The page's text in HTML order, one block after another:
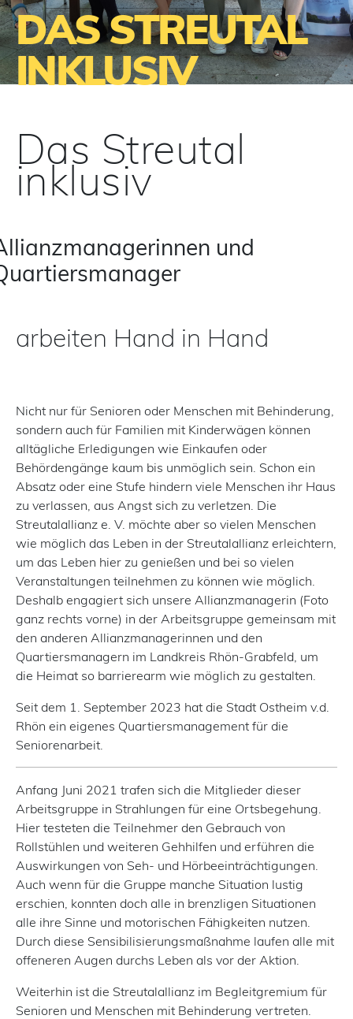
DAS STREUTAL
INKLUSIV
Das Streutal
inklusiv
und
arbeiten Hand in Hand
Nicht nur für Senioren oder Menschen mit Behinderung,
sondern auch für Familien mit Kinderwägen können
alltägliche Erledigungen wie Einkaufen oder
Behördengänge kaum bis unmöglich sein. Schon ein
Absatz oder eine Stufe hindern viele Menschen ihr Haus
zu verlassen, aus Angst sich zu verletzen. Die
Streutalallianz e. V. möchte aber so vielen Menschen
wie möglich das Leben in der Streutalallianz erleichtern,
um das Leben hier zu genießen und bei so vielen
Veranstaltungen teilnehmen zu können wie möglich.
Deshalb engagiert sich unsere Allianzmanagerin (Foto
ganz rechts vorne) in der Arbeitsgruppe gemeinsam mit
den anderen Allianzmanagerinnen und den
Quartiersmanagern im Landkreis Rhön-Grabfeld, um
die Heimat so barrierearm wie möglich zu gestalten.
Seit dem 1. September 2023 hat die Stadt Ostheim v.d.
Rhön ein eigenes Quartiersmanagement für die
Seniorenarbeit.
Anfang Juni 2021 trafen sich die Mitglieder dieser
Arbeitsgruppe in Strahlungen für eine Ortsbegehung.
Hier testeten die Teilnehmer den Gebrauch von
Rollstühlen und weiteren Gehhilfen und erführen die
Auswirkungen von Seh- und Hörbeeinträchtigungen.
Auch wenn für die Gruppe manche Situation lustig
erschien, konnten doch alle in brenzligen Situationen
alle ihre Sinne und motorischen Fähigkeiten nutzen.
Durch diese Sensibilisierungsmaßnahme laufen alle mit
offeneren Augen durchs Leben als vor der Aktion.
Weiterhin ist die Streutalallianz im Begleitgremium für
Senioren und Menschen mit Behinderung vertreten.